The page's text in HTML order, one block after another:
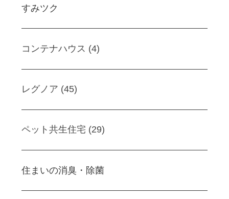
すみツク
コンテナハウス (4)
レグノア (45)
ペット共生住宅 (29)
住まいの消臭・除菌